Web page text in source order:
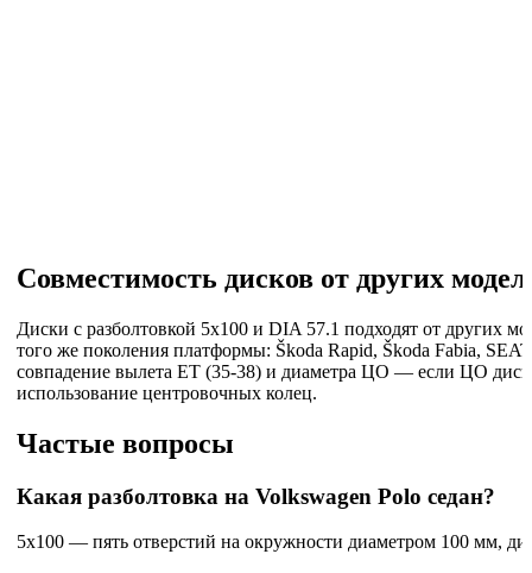
Совместимость дисков от других
Диски с разболтовкой 5x100 и DIA 57.1 подходят от других
того же поколения платформы: Škoda Rapid, Škoda Fabia,
совпадение вылета ET (35-38) и диаметра ЦО — если ЦО
использование центровочных колец.
Частые вопросы
Какая разболтовка на Volkswagen Polo седан?
5x100 — пять отверстий на окружности диаметром 100 мм,